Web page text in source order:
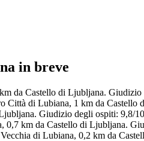
in breve
da Castello di Ljubljana.
Città di Lubiana, 1 km da
Giudizio degli ospiti: 9,8/
0,7 km da Castello di Ljubljana.
di Lubiana, 0,2 km da